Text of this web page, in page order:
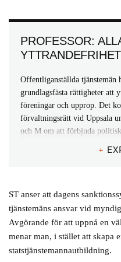
PROFESSOR:
YTTRANDEFRIHET
Offentliganställda tjänstemän
grundlagsfästa rättigheter att
föreningar och upprop. Det
förvaltningsrätt vid Uppsala
och M om att förbjuda
Arbetsgivare inom offentlig
privat syften skriver på
Lagstiftningen om tjänstefel
områden, enligt Olle Lundin.
Hela
+
ST anser att dagens
tjänstemäns ansvar vid
Avgörande för att uppnå en
menar man, i stället att skapa
statstjänstemannautbildning.